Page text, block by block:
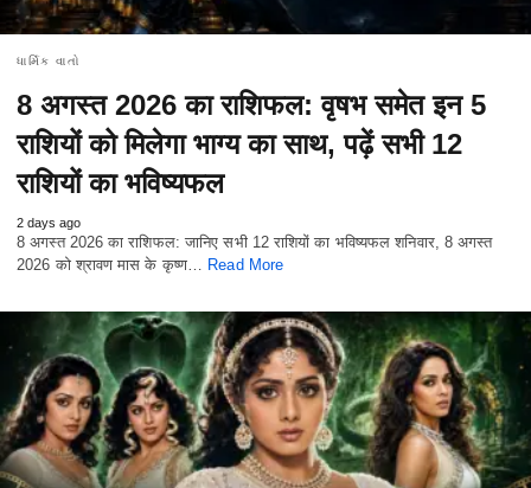
ધાર્મિક વાતો
8 अगस्त 2026 का राशिफल: वृषभ समेत इन 5
राशियों को मिलेगा भाग्य का साथ, पढ़ें सभी 12
राशियों का भविष्यफल
2 days ago
8 अगस्त 2026 का राशिफल: जानिए सभी 12 राशियों का भविष्यफल शनिवार, 8 अगस्त
2026 को श्रावण मास के कृष्ण… Read More